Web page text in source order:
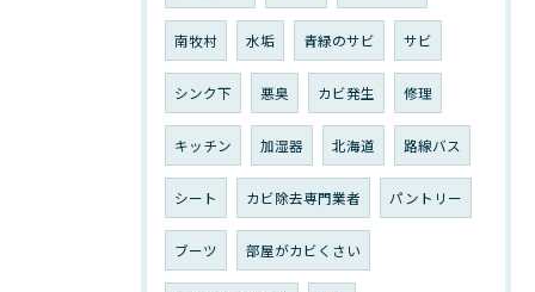
南牧村 水垢 青緑のサビ サビ
シンク下 悪臭 カビ発生 修理
キッチン 加湿器 北海道 路線バス
シート カビ除去専門業者 パントリー
ブーツ 部屋がカビくさい